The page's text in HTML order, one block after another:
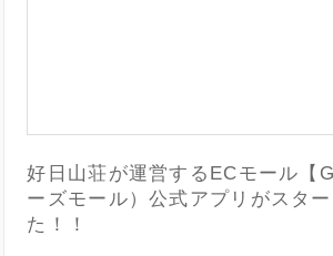
好日山荘が運営するECモール【
ーズモール）公式アプリがスタ
た！！